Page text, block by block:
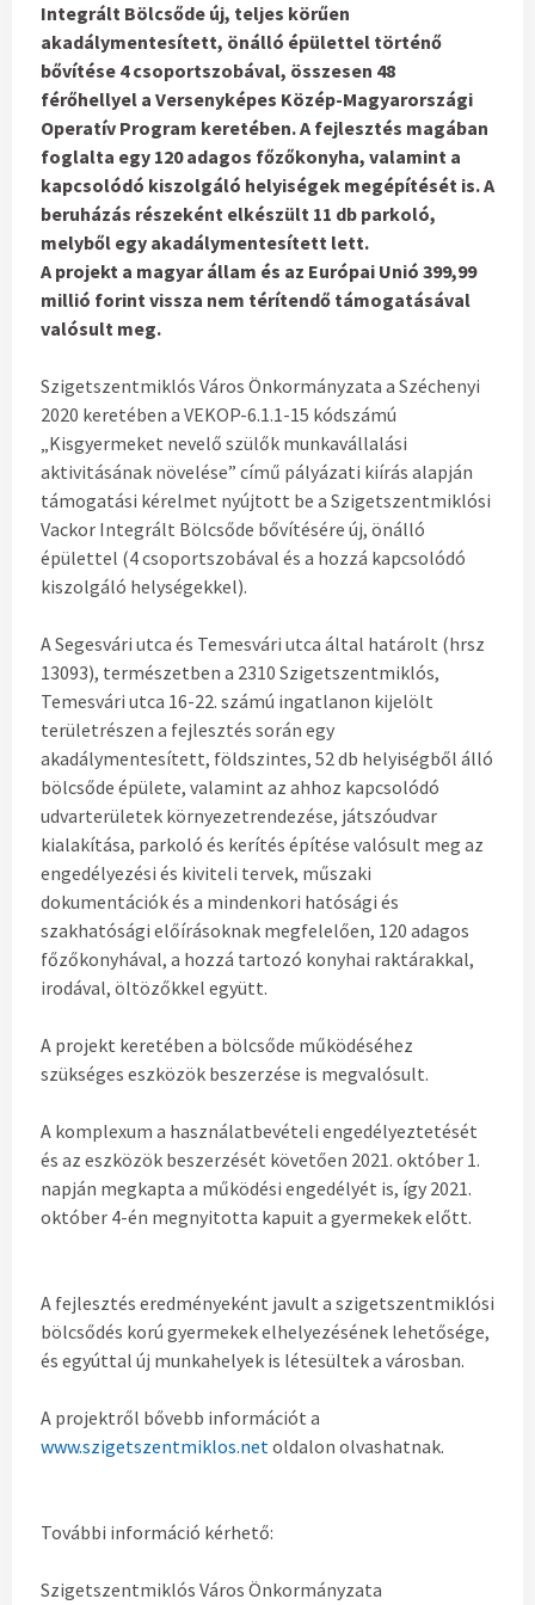
Integrált Bölcsőde új, teljes körűen
akadálymentesített, önálló épülettel történő
bővítése 4 csoportszobával, összesen 48
férőhellyel a Versenyképes Közép-Magyarországi
Operatív Program keretében. A fejlesztés magában
foglalta egy 120 adagos főzőkonyha, valamint a
kapcsolódó kiszolgáló helyiségek megépítését is. A
beruházás részeként elkészült 11 db parkoló,
melyből egy akadálymentesített lett.
A projekt a magyar állam és az Európai Unió 399,99
millió forint vissza nem térítendő támogatásával
valósult meg.
Szigetszentmiklós Város Önkormányzata a Széchenyi
2020 keretében a VEKOP-6.1.1-15 kódszámú
„Kisgyermeket nevelő szülők munkavállalási
aktivitásának növelése” című pályázati kiírás alapján
támogatási kérelmet nyújtott be a Szigetszentmiklósi
Vackor Integrált Bölcsőde bővítésére új, önálló
épülettel (4 csoportszobával és a hozzá kapcsolódó
kiszolgáló helységekkel).
A Segesvári utca és Temesvári utca által határolt (hrsz
13093), természetben a 2310 Szigetszentmiklós,
Temesvári utca 16-22. számú ingatlanon kijelölt
területrészen a fejlesztés során egy
akadálymentesített, földszintes, 52 db helyiségből álló
bölcsőde épülete, valamint az ahhoz kapcsolódó
udvarterületek környezetrendezése, játszóudvar
kialakítása, parkoló és kerítés építése valósult meg az
engedélyezési és kiviteli tervek, műszaki
dokumentációk és a mindenkori hatósági és
szakhatósági előírásoknak megfelelően, 120 adagos
főzőkonyhával, a hozzá tartozó konyhai raktárakkal,
irodával, öltözőkkel együtt.
A projekt keretében a bölcsőde működéséhez
szükséges eszközök beszerzése is megvalósult.
A komplexum a használatbevételi engedélyeztetését
és az eszközök beszerzését követően 2021. október 1.
napján megkapta a működési engedélyét is, így 2021.
október 4-én megnyitotta kapuit a gyermekek előtt.
A fejlesztés eredményeként javult a szigetszentmiklósi
bölcsődés korú gyermekek elhelyezésének lehetősége,
és egyúttal új munkahelyek is létesültek a városban.
A projektről bővebb információt a
www.szigetszentmiklos.netoldalon olvashatnak.
További információ kérhető:
Szigetszentmiklós Város Önkormányzata